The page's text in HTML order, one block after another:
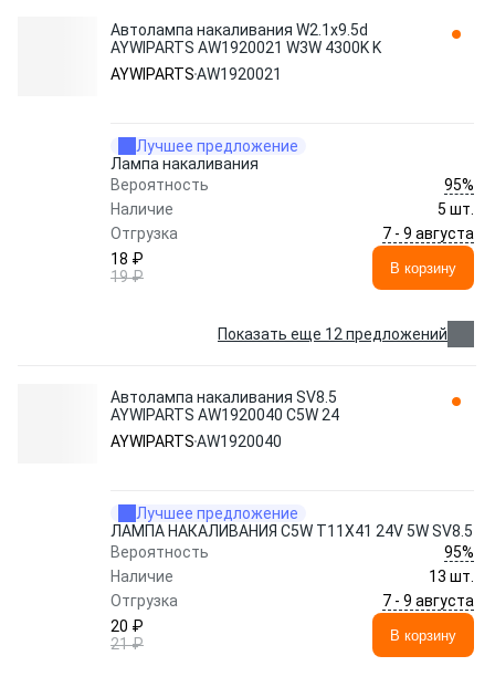
Автолампа накаливания W2.1х9.5d
AYWIPARTS AW1920021 W3W 4300K K
AYWIPARTSAW1920021
Лучшее предложение
Лампа накаливания
Вероятность
95%
Наличие
5 шт.
Отгрузка
7 - 9 августа
18 ₽
19 ₽
В корзину
Показать еще 12 предложений
Автолампа накаливания SV8.5
AYWIPARTS AW1920040 C5W 24
AYWIPARTSAW1920040
Лучшее предложение
ЛАМПА НАКАЛИВАНИЯ C5W T11X41 24V 5W SV8.5
Вероятность
95%
Наличие
13 шт.
Отгрузка
7 - 9 августа
20 ₽
21 ₽
В корзину